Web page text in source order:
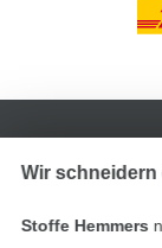
Wir schneidern
Stoffe Hemmers